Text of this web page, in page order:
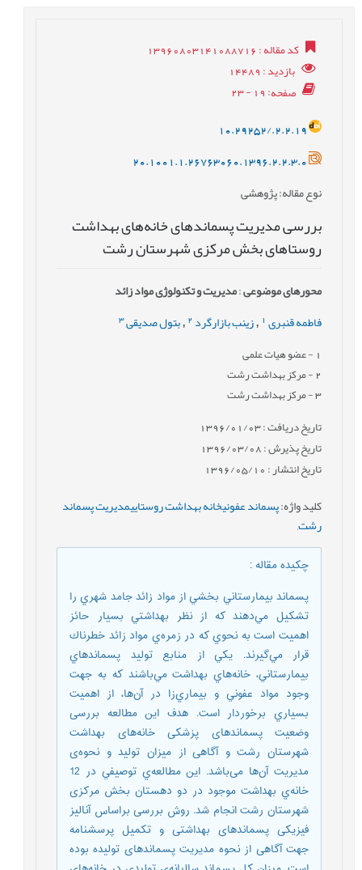
کد مقاله: 13960803141088716
بازدید: 14489
صفحه: 19 - 23
10.29252/.2.2.19
20.1001.1.26763060.1396.2.2.3.0
نوع مقاله: پژوهشی
بررسی مدیریت پسماندهای خانه‌های بهداشت
روستاهای بخش مرکزی شهرستان رشت
محورهای موضوعی:مدیریت و تکنولوژی مواد زائد
فاطمه قنبری , زینب بازارگرد 2
, بتول صدیقی 3
- عضو هیات علمی
2- مرکز بهداشت رشت
3- مرکز بهداشت رشت
تاریخ دریافت : 1396/01/03
تاریخ پذیرش : 1396/03/08
تاریخ انتشار : 1396/05/10
کلید واژه:پسماند عفونیخانه بهداشت روستاییمدیریت پسماند
رشت,
چکیده مقاله:
پسماند بيمارستاني بخشي از مواد زائد جامد شهري را
تشكيل مي‌دهند كه از نظر بهداشتي بسيار حائز
اهميت است به نحوي كه در زمره‌ي مواد زائد خطرناك
قرار مي‌گيرند. يكي از منابع توليد پسماندهاي
بيمارستاني، خانه‌هاي بهداشت مي‌باشند كه به جهت
وجود مواد عفوني و بيماري‌زا در آن‌ها، از اهميت
بسياري برخوردار است. هدف این مطالعه بررسی
وضعیت پسماندهای پزشکی خانه‌های بهداشت
شهرستان رشت و آگاهی از میزان تولید و نحوه‌ی
مدیریت آن‌ها می‌باشد. اين مطالعه‌ي توصيفي در 12
خانه‌ي بهداشت موجود در دو دهستان ‌بخش مرکزی
شهرستان رشت انجام شد. روش بررسی براساس آنالیز
فیزیکی پسماندهای بهداشتی و تکمیل پرسشنامه
جهت آگاهی از نحوه مدیریت پسماندهای تولیده بوده